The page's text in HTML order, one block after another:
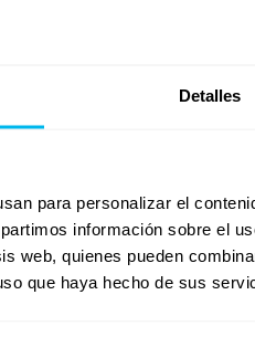
Detalles
para personalizar el
información sobre el
web, quienes pueden
que haya hecho de sus